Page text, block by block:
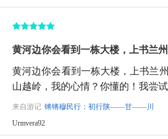
黄河边你会看到一栋大楼，上书兰
黄河边你会看到一栋大楼，上书兰
山越岭，我的心情？你懂的！我尝试
来自游记 锵锵穆民行：初行陕——甘——川
Urmvera92